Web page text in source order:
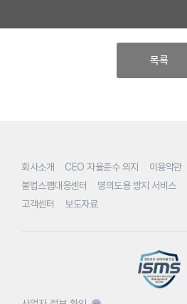
목록
회사소개 CEO 자율준수 의지 이용약관
불법스팸대응센터
명의도용 방지 서비스
고객센터
보도자료